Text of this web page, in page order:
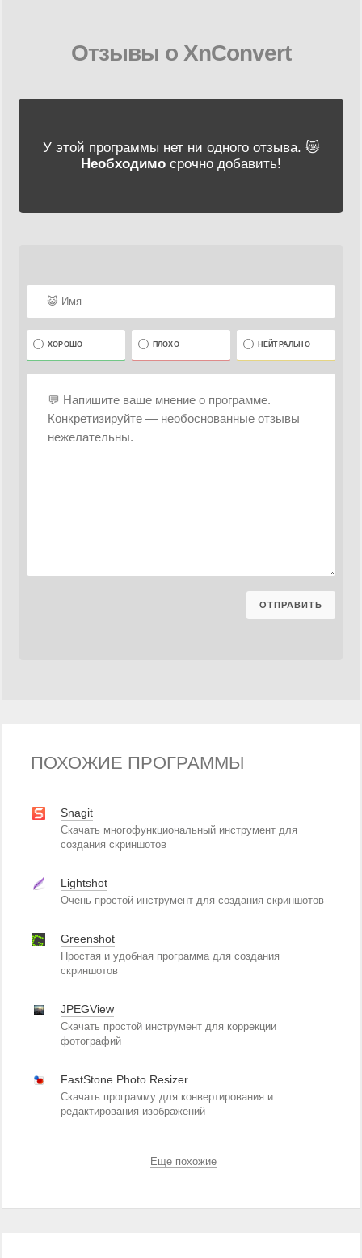
Отзывы о XnConvert
У этой программы нет ни одного отзыва. 😿
Необходимо срочно добавить!
ХОРОШО ПЛОХО НЕЙТРАЛЬНО
ПОХОЖИЕ ПРОГРАММЫ
Snagit
Скачать многофункциональный инструмент для
создания скриншотов
Lightshot
Очень простой инструмент для создания скриншотов
Greenshot
Простая и удобная программа для создания
скриншотов
JPEGView
Скачать простой инструмент для коррекции
фотографий
FastStone Photo Resizer
Скачать программу для конвертирования и
редактирования изображений
Еще похожие